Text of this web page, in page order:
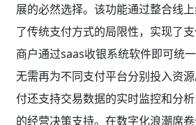
展的必然选择。该功能通过整合线
了传统支付方式的局限性，实现了支
商户通过saas收银系统软件即可统
无需再为不同支付平台分别投入资
付还支持交易数据的实时监控和分
的经营决策支持。在数字化浪潮席